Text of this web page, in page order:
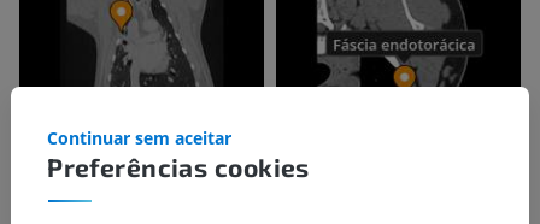
Preferências cookies
Continuar sem aceitar